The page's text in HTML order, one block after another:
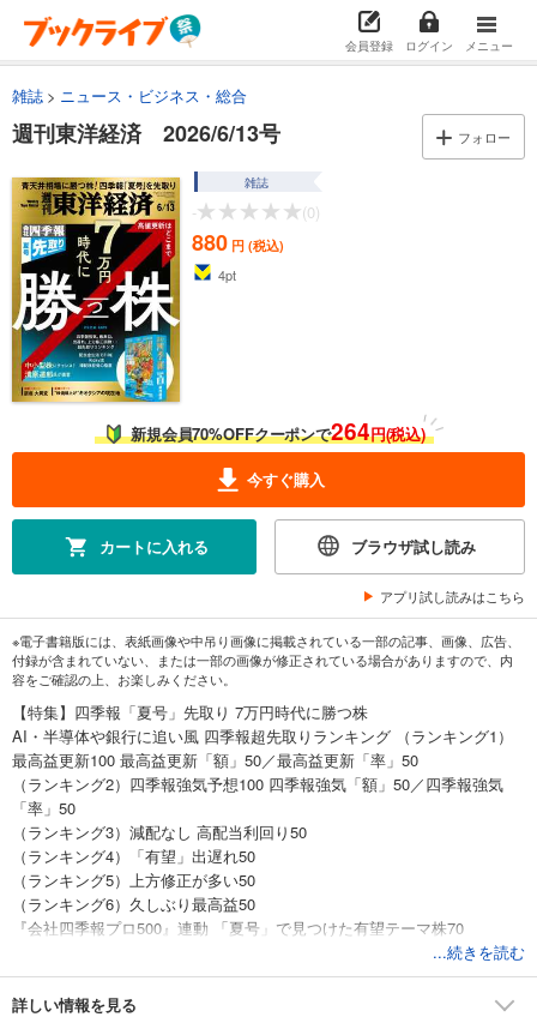
会員登録 ログイン メニュー
雑誌 ニュース・ビジネス・総合
週刊東洋経済 2026/6/13号 フォロー
雑誌
- (0)
880 円 (税込)
4pt
新規会員70%OFFクーポンで264円(税込)
今すぐ購入
カートに入れる ブラウザ試し読み
アプリ試し読みはこちら
※電子書籍版には、表紙画像や中吊り画像に掲載されている一部の記事、画像、広告、
付録が含まれていない、または一部の画像が修正されている場合がありますので、内
容をご確認の上、お楽しみください。
【特集】四季報「夏号」先取り 7万円時代に勝つ株
AI・半導体や銀行に追い風 四季報超先取りランキング （ランキング1）
最高益更新100 最高益更新「額」50／最高益更新「率」50
（ランキング2）四季報強気予想100 四季報強気「額」50／四季報強気
「率」50
（ランキング3）減配なし 高配当利回り50
（ランキング4）「有望」出遅れ50
（ランキング5）上方修正が多い50
（ランキング6）久しぶり最高益50
『会社四季報プロ500』連動 「夏号」で見つけた有望テーマ株70
［人気ストラテジストに聞く］金利不安は一時的、日本株はまだ上値追
う 大和証券 チーフテクニカルアナリスト兼テーマリサーチ担当ストラテ
ジスト 木野内栄治
...続きを読む
詳しい情報を見る